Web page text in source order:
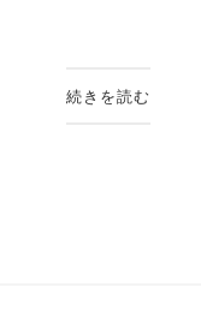
続きを読む